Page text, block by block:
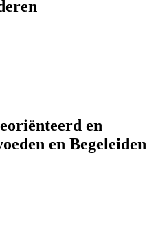
en
en Begeleiden